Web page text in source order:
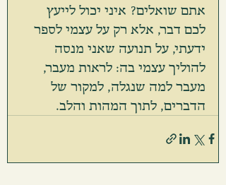
אתם שואלים? איני יכול לייעץ
לכם דבר, אלא רק על עצמי לספר
ידעתי, על תנועה שאני מנסה
להוליך עצמי בה: לראות מעבר,
מעבר למה שנגלה, למקור של
הדברים, לתוך המהות והלב.